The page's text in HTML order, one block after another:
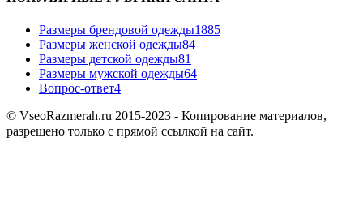
Размеры брендовой одежды1885
Размеры женской одежды84
Размеры детской одежды81
Размеры мужской одежды64
Вопрос-ответ4
© VseoRazmerah.ru 2015-2023 - Копирование материалов,
разрешено только с прямой ссылкой на сайт.